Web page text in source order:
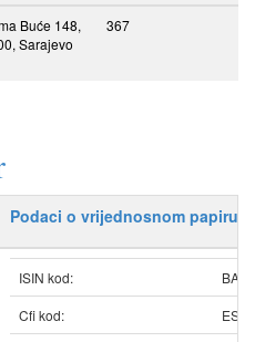
Buće 148,
Sarajevo
367
Podaci o vrijednosnom papiru
ISIN kod:
Cfi kod: